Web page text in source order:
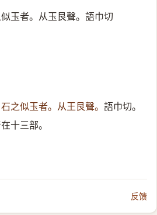
玉者。从玉艮聲。語巾切
石之似玉者。从王艮聲。 語巾切。
十三部。
反馈